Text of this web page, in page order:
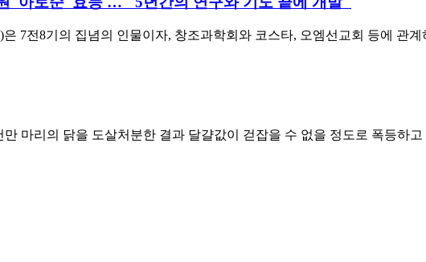
7전8기의 집념의 인물이자, 창조과학회와 코스타, 오엠선교회 등에 관
마리의 닭을 도살처분한 결과 달걀값이 걷잡을 수 없을 정도로 폭등하